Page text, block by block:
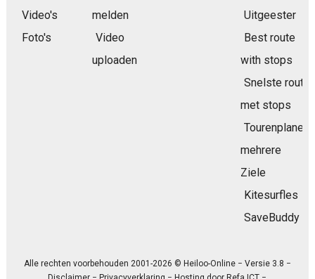
Video's
Foto's
melden
Video
uploaden
Uitgeester
Best route
with stops
Snelste route
met stops
Tourenplaner
mehrere
Ziele
Kitesurfles
SaveBuddy
Alle rechten voorbehouden 2001-2026 © Heiloo-Online − Versie 3.8 −